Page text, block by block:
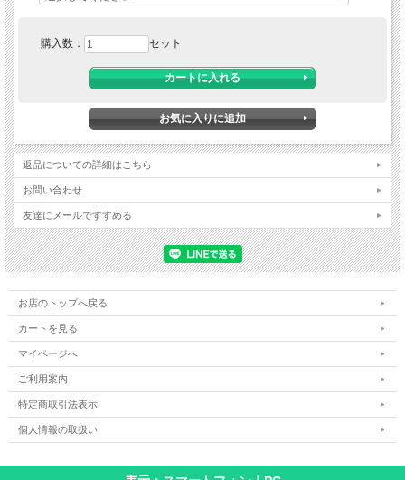
購入数： セット
返品についての詳細はこちら
お問い合わせ
友達にメールですすめる
お店のトップへ戻る
カートを見る
マイページへ
ご利用案内
特定商取引法表示
個人情報の取扱い